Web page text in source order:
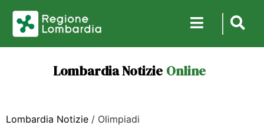
Lombardia Notizie Online
Lombardia Notizie / Olimpiadi